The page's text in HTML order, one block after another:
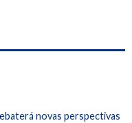
novas perspectivas